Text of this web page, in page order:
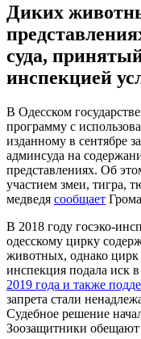
Диких
суда,
инспекцией
В Одесском
программу с
изданному в сентябре
админсуда на
представлениях. Об
участием змеи, тигра,
медведя сообщает
В 2018 году госэко-
одесскому цирку
животных, однако цирк
инспекция подала иск
2019 года и также
запрета стали
Судебное решение
Зоозащитники обещают